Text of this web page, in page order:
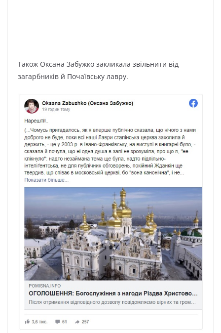
Також Оксана Забужко закликала звільнити від
загарбників й Почаївську лавру.